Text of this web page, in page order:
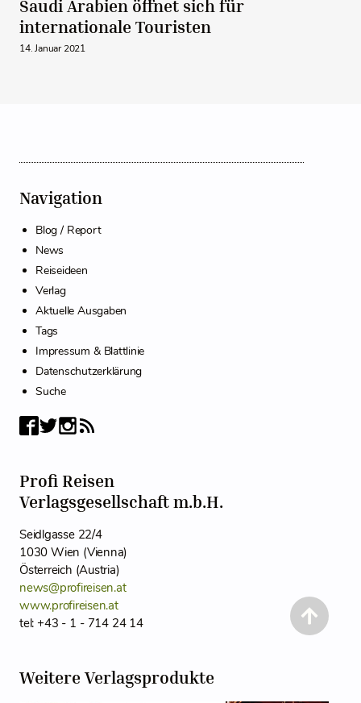
Saudi Arabien öffnet sich für
internationale Touristen
14. Januar 2021
Navigation
Blog / Report
News
Reiseideen
Verlag
Aktuelle Ausgaben
Tags
Impressum & Blattlinie
Datenschutzerklärung
Suche
Profi Reisen
Verlagsgesellschaft m.b.H.
Seidlgasse 22/4
1030 Wien (Vienna)
Österreich (Austria)
news@profireisen.at
www.profireisen.at
tel: +43 - 1 - 714 24 14
Weitere Verlagsprodukte